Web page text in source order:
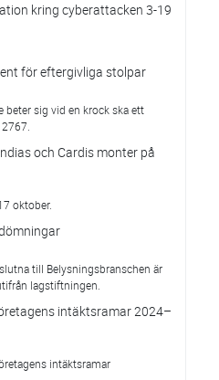
kring cyberattacken 3-19
för eftergivliga stolpar
beter sig vid en krock ska ett
och Cardis monter på
oktober.
till Belysningsbranschen är
lagstiftningen.
intäktsramar 2024–
intäktsramar